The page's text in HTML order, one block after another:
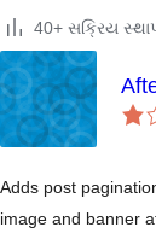
40+ સક્રિય
Adds post
image and banner